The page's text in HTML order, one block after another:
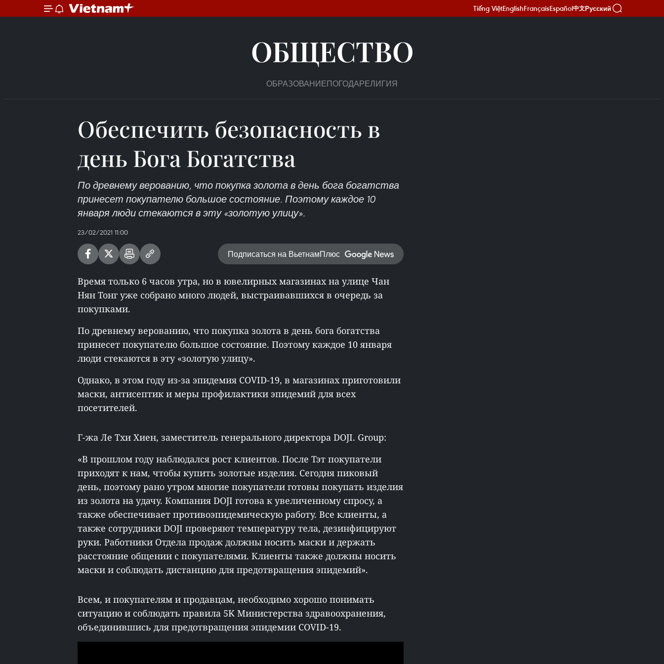
Tiếng ViệtEnglishFrançaisEspañol中文Русский
ОБЩЕСТВО
ОБРАЗОВАНИЕПОГОДАРЕЛИГИЯ
Обеспечить безопасность в
день Бога Богатства
По древнему верованию, что покупка золота в день бога богатства
принесет покупателю большое состояние. Поэтому каждое 10
января люди стекаются в эту «золотую улицу».
23/02/2021 11:00
Подписаться на ВьетнамПлюс
Время только 6 часов утра, но в ювелирных магазинах на улице Чан
Нян Тонг уже собрано много людей, выстраивавшихся в очередь за
покупками.
По древнему верованию, что покупка золота в день бога богатства
принесет покупателю большое состояние. Поэтому каждое 10 января
люди стекаются в эту «золотую улицу».
Однако, в этом году из-за эпидемия COVID-19, в магазинах приготовили
маски, антисептик и меры профилактики эпидемий для всех
посетителей.
Г-жа Ле Тхи Хиен, заместитель генерального директора DOJI. Group:
«В прошлом году наблюдался рост клиентов. После Тэт покупатели
приходят к нам, чтобы купить золотые изделия. Сегодня пиковый
день, поэтому рано утром многие покупатели готовы покупать изделия
из золота на удачу. Компания DOJI готова к увеличенному спросу, а
также обеспечивает противоэпидемическую работу. Все клиенты, а
также сотрудники DOJI проверяют температуру тела, дезинфицируют
руки. Работники Отдела продаж должны носить маски и держать
расстояние общении с покупателями. Клиенты также должны носить
маски и соблюдать дистанцию для предотвращения эпидемий».
Всем, и покупателям и продавцам, необходимо хорошо понимать
ситуацию и соблюдать правила 5K Министерства здравоохранения,
объединившись для предотвращения эпидемии COVID-19.